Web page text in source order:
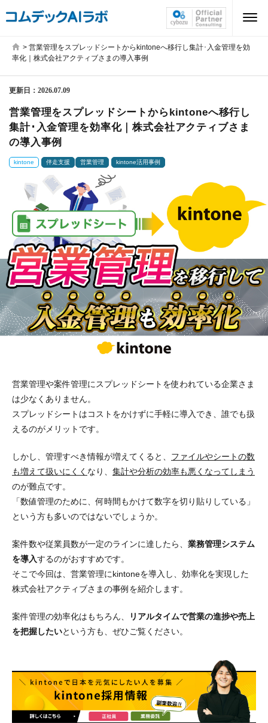
> 営業管理をスプレッドシートからkintoneへ移行し集計･入金管理を効
率化｜株式会社アクティブさまの導入事例
更新日： 2026.07.09
営業管理をスプレッドシートからkintoneへ移行し
集計･入金管理を効率化｜株式会社アクティブさま
の導入事例
kintone 伴走支援 営業管理 kintone活用事例
営業管理や案件管理にスプレッドシートを使われている企業さま
は少なくありません。
スプレッドシートはコストをかけずに手軽に導入でき、誰でも扱
えるのがメリットです。
しかし、管理すべき情報が増えてくると、 ファイルやシートの数
も増えて扱いにくく なり、 集計や分析の効率も悪くなってしまう
のが難点です。
「数値管理のために、何時間もかけて数字を切り貼りしている」
という方も多いのではないでしょうか。
案件数や従業員数が一定のラインに達したら、 業務管理システム
を導入するのがおすすめです。
そこで今回は、営業管理にkintoneを導入し、効率化を実現した
株式会社アクティブさまの事例を紹介します。
案件管理の効率化はもちろん、
リアルタイムで営業の進捗や売上
を把握したいという方も、ぜひご覧ください。